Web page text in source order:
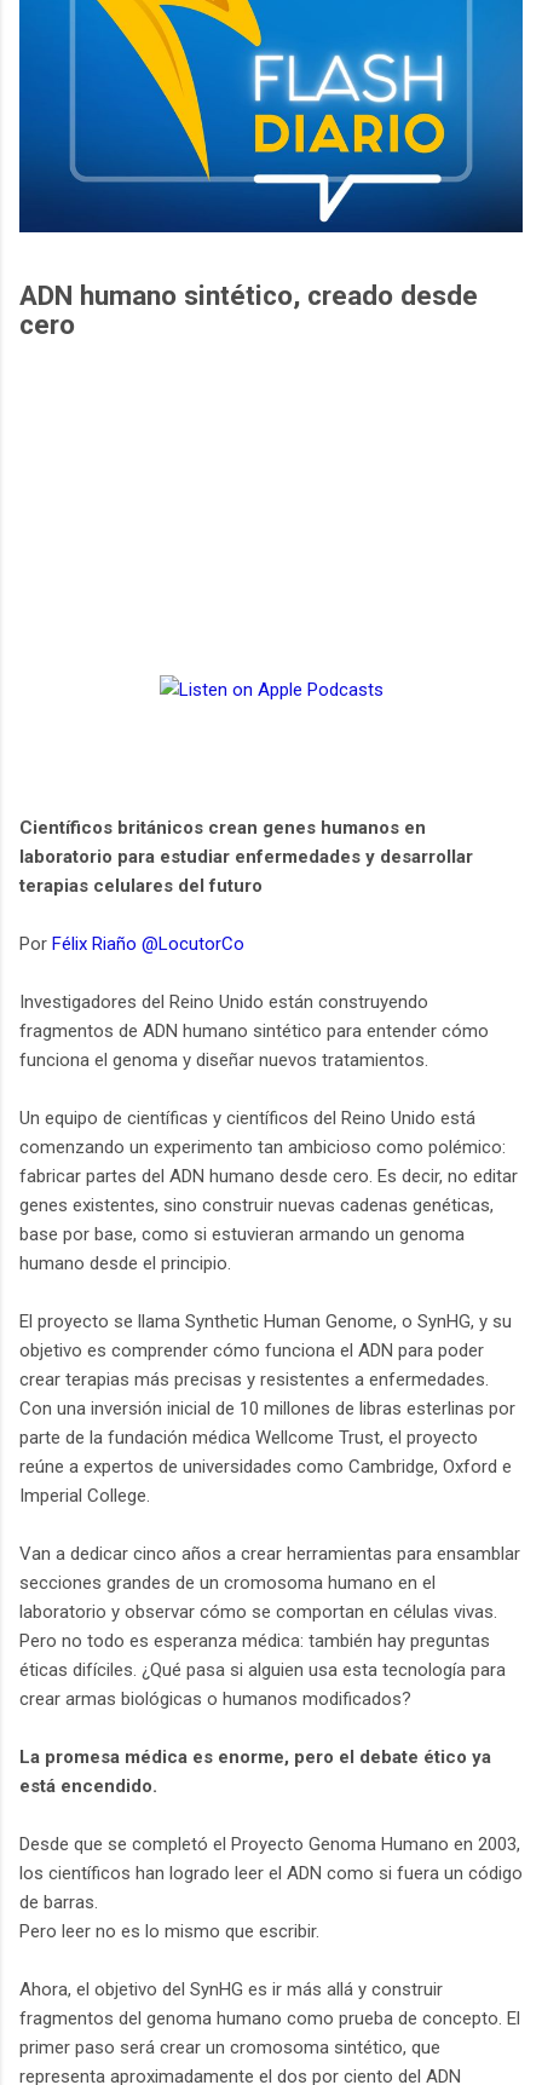
ADN humano sintético, creado desde
cero
Científicos británicos crean genes humanos en
laboratorio para estudiar enfermedades y desarrollar
terapias celulares del futuro
Por Félix Riaño @LocutorCo
Investigadores del Reino Unido están construyendo
fragmentos de ADN humano sintético para entender cómo
funciona el genoma y diseñar nuevos tratamientos.
Un equipo de científicas y científicos del Reino Unido está
comenzando un experimento tan ambicioso como polémico:
fabricar partes del ADN humano desde cero. Es decir, no editar
genes existentes, sino construir nuevas cadenas genéticas,
base por base, como si estuvieran armando un genoma
humano desde el principio.
El proyecto se llama Synthetic Human Genome, o SynHG, y su
objetivo es comprender cómo funciona el ADN para poder
crear terapias más precisas y resistentes a enfermedades.
Con una inversión inicial de 10 millones de libras esterlinas por
parte de la fundación médica Wellcome Trust, el proyecto
reúne a expertos de universidades como Cambridge, Oxford e
Imperial College.
Van a dedicar cinco años a crear herramientas para ensamblar
secciones grandes de un cromosoma humano en el
laboratorio y observar cómo se comportan en células vivas.
Pero no todo es esperanza médica: también hay preguntas
éticas difíciles. ¿Qué pasa si alguien usa esta tecnología para
crear armas biológicas o humanos modificados?
La promesa médica es enorme, pero el debate ético ya
está encendido.
Desde que se completó el Proyecto Genoma Humano en 2003,
los científicos han logrado leer el ADN como si fuera un código
de barras.
Pero leer no es lo mismo que escribir.
Ahora, el objetivo del SynHG es ir más allá y construir
fragmentos del genoma humano como prueba de concepto. El
primer paso será crear un cromosoma sintético, que
representa aproximadamente el dos por ciento del ADN